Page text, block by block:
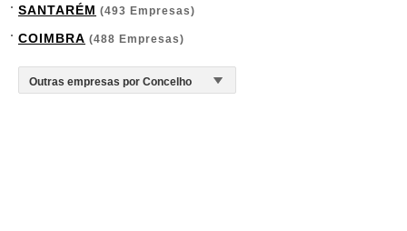
SANTARÉM (493 Empresas)
COIMBRA (488 Empresas)